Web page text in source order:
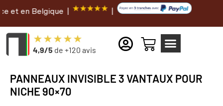
| |
4,9/5 de +120 avis
PANNEAUX INVISIBLE 3 VANTAUX POUR
NICHE 90×70